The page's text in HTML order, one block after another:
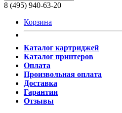
8 (495) 940-63-20
Корзина
Каталог картриджей
Каталог принтеров
Оплата
Произвольная оплата
Доставка
Гарантии
Отзывы